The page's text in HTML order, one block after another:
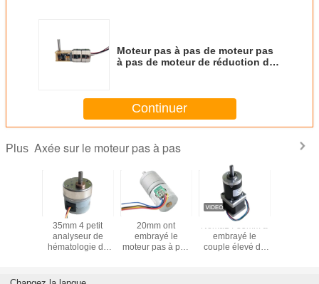
Moteur pas à pas de moteur pas
à pas de moteur de réduction de
boîte de vitesse de ver
Continuer
Plus Axée sur le moteur pas à pas
35mm 4 petit
analyseur de
hématologie de
de la phase 12
20mm ont
embrayé le
moteur pas à pas
embrayé le
couple élevé de